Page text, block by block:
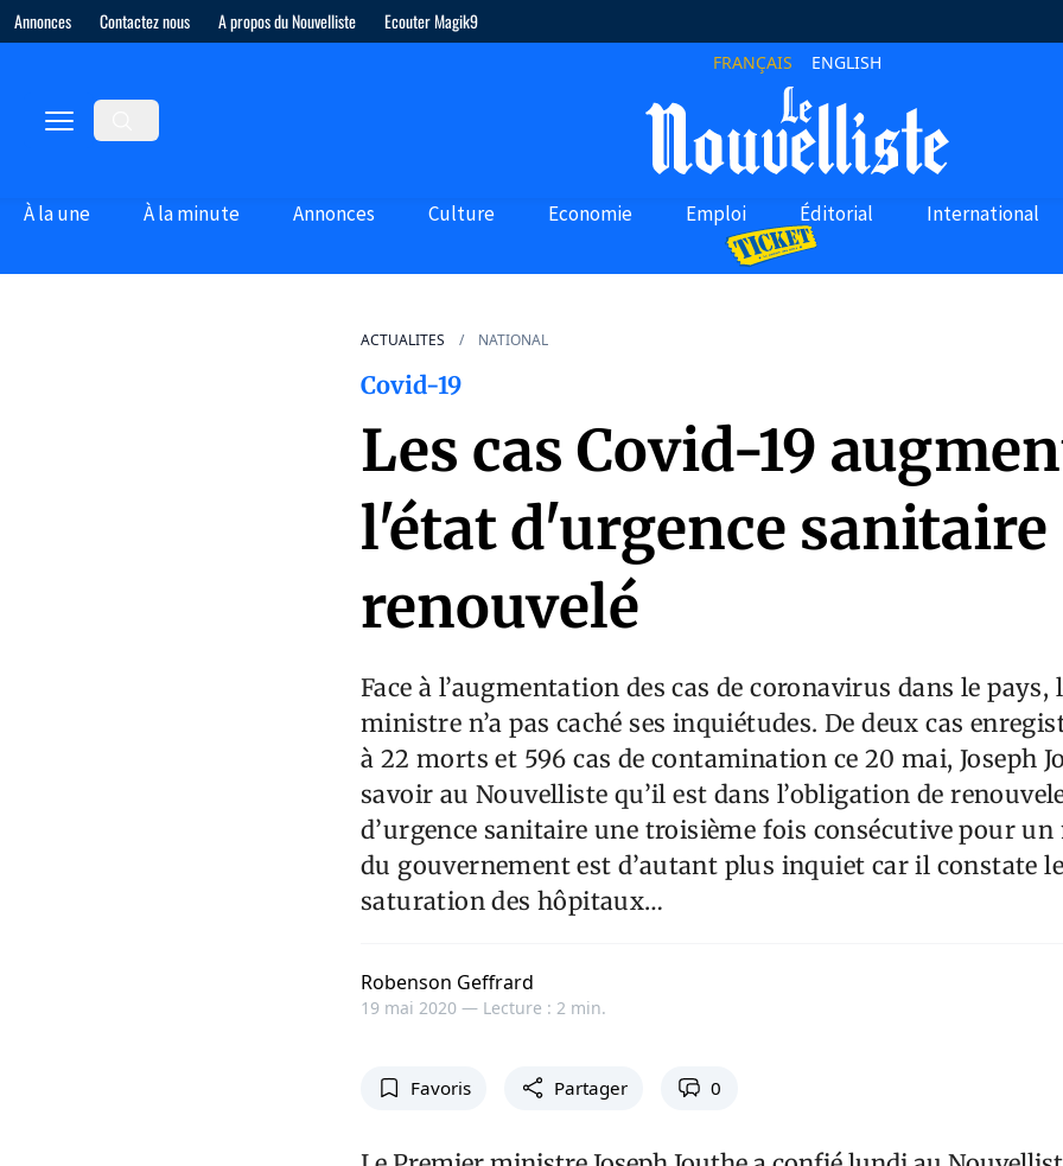
Annonces Contactez nous A propos du Nouvelliste Ecouter Magik9
FRANÇAIS ENGLISH
À la une À la minute Annonces Culture Economie Emploi Éditorial International
ACTUALITES NATIONAL
Covid-19
Les cas Covid-19
l'état d'urgence sanitaire
renouvelé
Face à l’augmentation des cas de coronavirus dans le pays,
ministre n’a pas caché ses inquiétudes. De deux cas
à 22 morts et 596 cas de contamination ce 20 mai, Joseph
savoir au Nouvelliste qu’il est dans l’obligation de
d’urgence sanitaire une troisième fois consécutive pour un
du gouvernement est d’autant plus inquiet car il constate
saturation des hôpitaux…
Robenson Geffrard
19 mai 2020 — Lecture : 2 min.
Favoris Partager 0